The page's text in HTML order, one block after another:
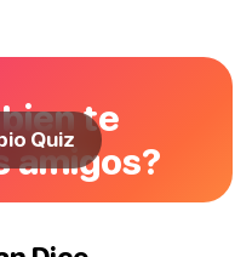
te
amigos?
Quiz